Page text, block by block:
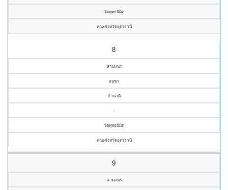
วัดพุทธนิมิต
คณะจังหวัดอุดรธานี
8
สามเณร
อนุชา
กำนาดี
-
วัดพุทธนิมิต
คณะจังหวัดอุดรธานี
9
สามเณร